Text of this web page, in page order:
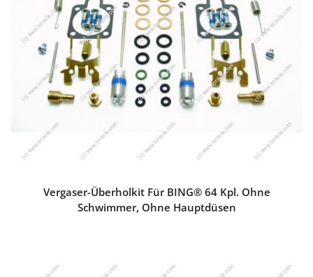
Vergaser-Überholkit Für BING® 64 Kpl. Ohne
Schwimmer, Ohne Hauptdüsen